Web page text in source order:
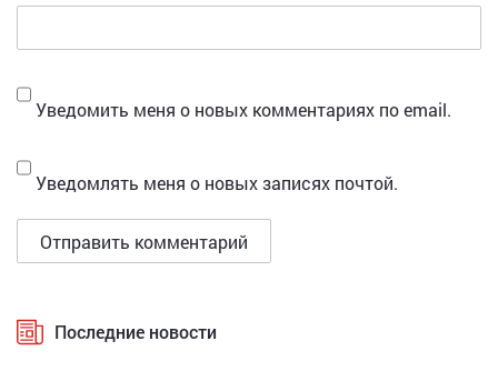
Уведомить меня о новых комментариях по email.
Уведомлять меня о новых записях почтой.
Последние новости